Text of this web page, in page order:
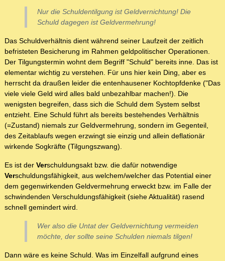
Nur die Schuldentilgung ist Geldvernichtung! Die
Schuld dagegen ist Geldvermehrung!
Das Schuldverhältnis dient während seiner Laufzeit der zeitlich
befristeten Besicherung im Rahmen geldpolitischer Operationen.
Der Tilgungstermin wohnt dem Begriff "Schuld" bereits inne. Das ist
elementar wichtig zu verstehen. Für uns hier kein Ding, aber es
herrscht da draußen leider die entenhausener Kochtopfdenke ("Das
viele viele Geld wird alles bald unbezahlbar machen!). Die
wenigsten begreifen, dass sich die Schuld dem System selbst
entzieht. Eine Schuld führt als bereits bestehendes Verhältnis
(=Zustand) niemals zur Geldvermehrung, sondern im Gegenteil,
des Zeitablaufs wegen erzwingt sie einzig und allein deflationär
wirkende Sogkräfte (Tilgungszwang).
Es ist der Verschuldungsakt bzw. die dafür notwendige
Verschuldungsfähigkeit, aus welchem/welcher das Potential einer
dem gegenwirkenden Geldvermehrung erweckt bzw. im Falle der
schwindenden Verschuldungsfähigkeit (siehe Aktualität) rasend
schnell gemindert wird.
Wer also die Untat der Geldvernichtung vermeiden
möchte, der sollte seine Schulden niemals tilgen!
Dann wäre es keine Schuld. Was im Einzelfall aufgrund eines